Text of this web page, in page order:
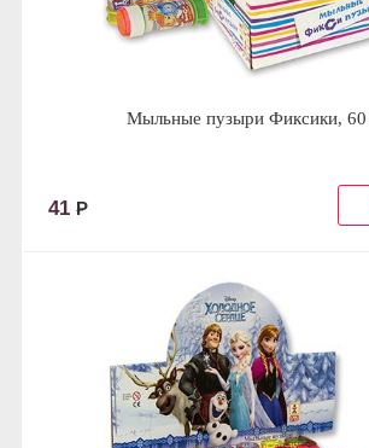
Мыльные пузыри Фиксики,
41 Р